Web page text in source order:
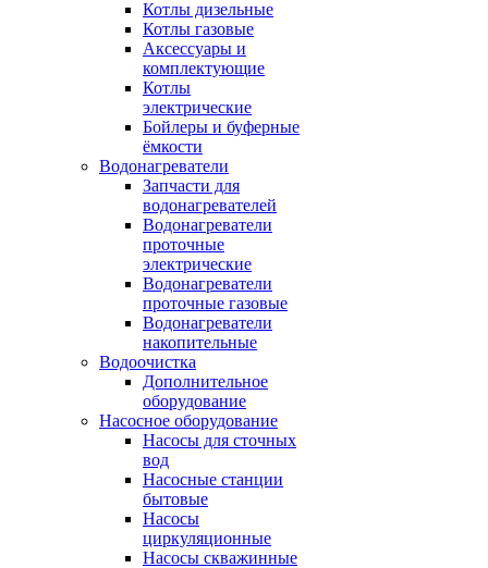
Котлы дизельные
Котлы газовые
Аксессуары и
комплектующие
Котлы
электрические
Бойлеры и буферные
ёмкости
Водонагреватели
Запчасти для
водонагревателей
Водонагреватели
проточные
электрические
Водонагреватели
проточные газовые
Водонагреватели
накопительные
Водоочистка
Дополнительное
оборудование
Насосное оборудование
Насосы для сточных
вод
Насосные станции
бытовые
Насосы
циркуляционные
Насосы скважинные